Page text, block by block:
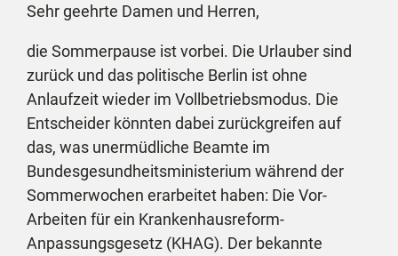
Sehr geehrte Damen und Herren,
die Sommerpause ist vorbei. Die Urlauber sind
zurück und das politische Berlin ist ohne
Anlaufzeit wieder im Vollbetriebsmodus. Die
Entscheider könnten dabei zurückgreifen auf
das, was unermüdliche Beamte im
Bundesgesundheitsministerium während der
Sommerwochen erarbeitet haben: Die Vor-
Arbeiten für ein Krankenhausreform-
Anpassungsgesetz (KHAG). Der bekannte